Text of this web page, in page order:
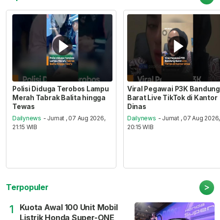
Polisi Diduga Terobos Lampu
Merah Tabrak Balita hingga
Tewas
Dailynews - Jumat , 07 Aug 2026,
21:15 WIB
Viral Pegawai P3K Bandung
Barat Live TikTok di Kantor
Dinas
Dailynews - Jumat , 07 Aug 2026,
20:15 WIB
Terpopuler >
1
Kuota Awal 100 Unit Mobil
Listrik Honda Super-ONE